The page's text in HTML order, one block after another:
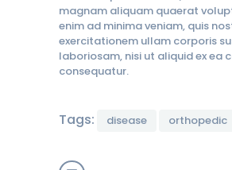
magnam aliquam quaerat
enim ad minima veniam, quis
exercitationem ullam corporis
laboriosam, nisi ut aliquid ex ea
consequatur.
Tags: disease orthopedic